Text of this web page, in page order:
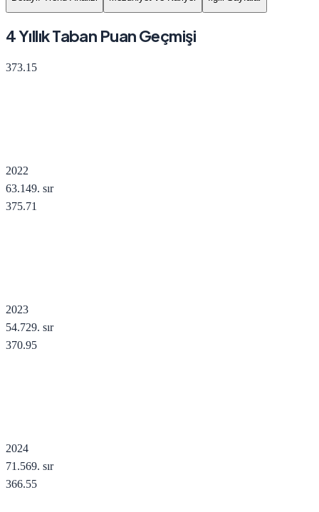
4 Yıllık Taban Puan Geçmişi
373.15
2022
63.149. sır
375.71
2023
54.729. sır
370.95
2024
71.569. sır
366.55